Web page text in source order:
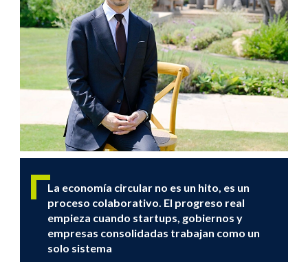
La economía circular no es un hito, es un
proceso colaborativo. El progreso real
empieza cuando startups, gobiernos y
empresas consolidadas trabajan como un
solo sistema